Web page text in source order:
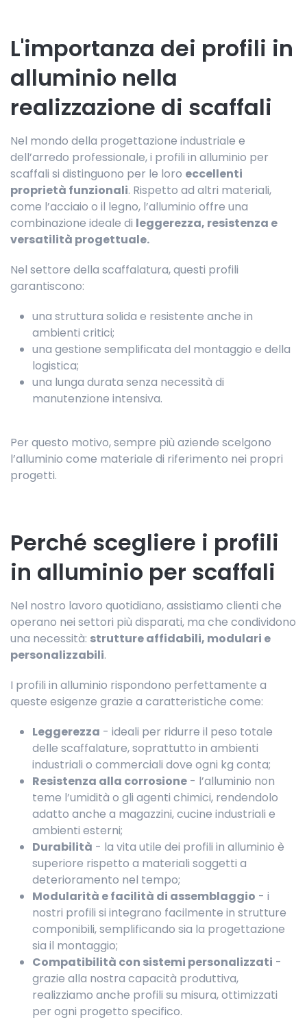
L'importanza dei profili in
alluminio nella
realizzazione di scaffali
Nel mondo della progettazione industriale e
dell’arredo professionale, i profili in alluminio per
scaffali si distinguono per le loro eccellenti
proprietà funzionali. Rispetto ad altri materiali,
come l’acciaio o il legno, l’alluminio offre una
combinazione ideale di leggerezza, resistenza e
versatilità progettuale.
Nel settore della scaffalatura, questi profili
garantiscono:
una struttura solida e resistente anche in
ambienti critici;
una gestione semplificata del montaggio e della
logistica;
una lunga durata senza necessità di
manutenzione intensiva.
Per questo motivo, sempre più aziende scelgono
l’alluminio come materiale di riferimento nei propri
progetti.
Perché scegliere i profili
in alluminio per scaffali
Nel nostro lavoro quotidiano, assistiamo clienti che
operano nei settori più disparati, ma che condividono
una necessità: strutture affidabili, modulari e
personalizzabili.
I profili in alluminio rispondono perfettamente a
queste esigenze grazie a caratteristiche come:
Leggerezza - ideali per ridurre il peso totale
delle scaffalature, soprattutto in ambienti
industriali o commerciali dove ogni kg conta;
Resistenza alla corrosione - l’alluminio non
teme l’umidità o gli agenti chimici, rendendolo
adatto anche a magazzini, cucine industriali e
ambienti esterni;
Durabilità - la vita utile dei profili in alluminio è
superiore rispetto a materiali soggetti a
deterioramento nel tempo;
Modularità e facilità di assemblaggio - i
nostri profili si integrano facilmente in strutture
componibili, semplificando sia la progettazione
sia il montaggio;
Compatibilità con sistemi personalizzati -
grazie alla nostra capacità produttiva,
realizziamo anche profili su misura, ottimizzati
per ogni progetto specifico.